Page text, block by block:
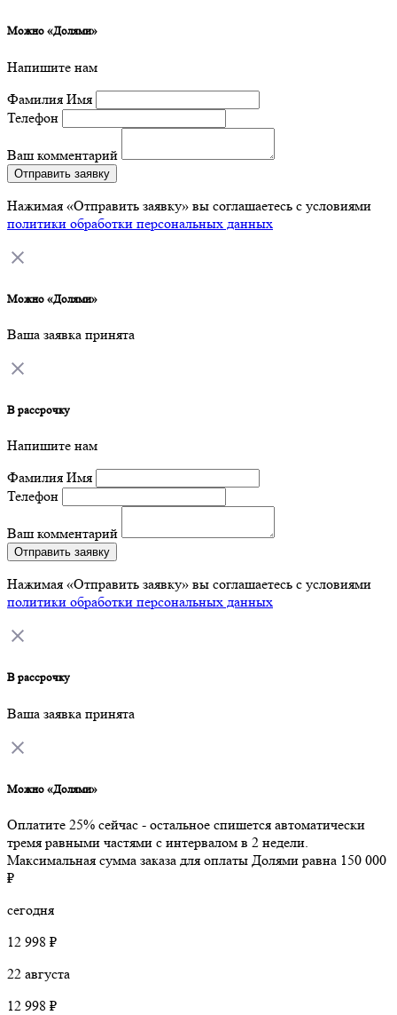
Можно «Долями»
Напишите нам
Фамилия Имя
Телефон
Ваш комментарий
Отправить заявку
Нажимая «Отправить заявку» вы соглашаетесь с условиями
политики обработки персональных данных
Можно «Долями»
Ваша заявка принята
В рассрочку
Напишите нам
Фамилия Имя
Телефон
Ваш комментарий
Отправить заявку
Нажимая «Отправить заявку» вы соглашаетесь с условиями
политики обработки персональных данных
В рассрочку
Ваша заявка принята
Можно «Долями»
Оплатите 25% сейчас - остальное спишется автоматически
тремя равными частями с интервалом в 2 недели.
Максимальная сумма заказа для оплаты Долями равна 150 000
₽
сегодня
12 998 ₽
22 августа
12 998 ₽